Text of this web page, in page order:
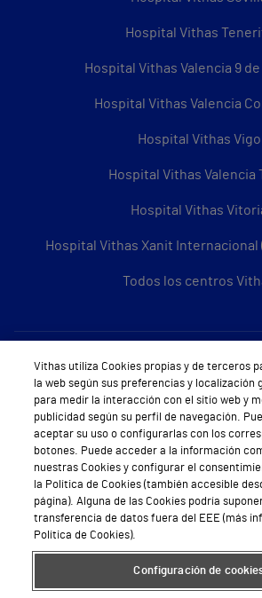
Hospital Vithas
Hospital Vithas Valencia 9
Hospital Vithas Valencia
Hospital Vithas Vigo
Hospital Vithas Valencia
Hospital Vithas
Hospital Vithas Xanit Internacional
Todos los centros
Sobre Vithas
Quiénes somos
Trabajar en Vithas
Teléfono Cita
Teléfono Atención al
Política de seguridad y salud
Conoce a Supervita
Vithas utiliza Cookies propias y de terceros
la web según sus preferencias y localización
para medir la interacción con el sitio web y
publicidad según su perfil de navegación.
aceptar su uso o configurarlas con los
botones. Puede acceder a la información
nuestras Cookies y configurar el
la Política de Cookies (también accesible
página). Alguna de las Cookies podría
transferencia de datos fuera del EEE (más
Política de Cookies).
Configuración de